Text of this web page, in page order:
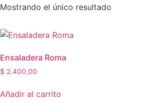
Mostrando el único resultado
Ensaladera Roma
$ 2.400,00
Añadir al carrito